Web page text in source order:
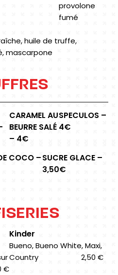
provolone
fumé
huile de truffe,
mascarpone
CARAMEL AU
BEURRE SALÉ
– 4€
SPECULOS –
4€
COCO –SUCRE GLACE –
3,50€
€
Kinder
Bueno, Bueno White, Maxi,
Country
2,50 €